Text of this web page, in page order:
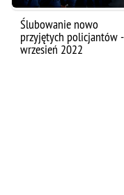
Ślubowanie nowo
przyjętych policjantów -
wrzesień 2022